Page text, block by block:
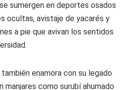
sumergen en deportes osados
ocultas, avistaje de yacarés y
a pie que avivan los sentidos
también enamora con su legado
manjares como surubí ahumado